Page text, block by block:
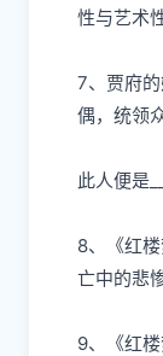
性与艺术
7、贾府的
偶，统领
此⼈便是
8、《红
亡中的悲
9、《红